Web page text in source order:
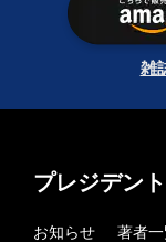
雑
プレジデン
お知らせ 著者